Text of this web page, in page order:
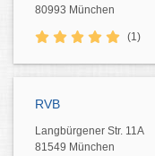
80993 München
(1)
RVB
Langbürgener Str. 11A
81549 München